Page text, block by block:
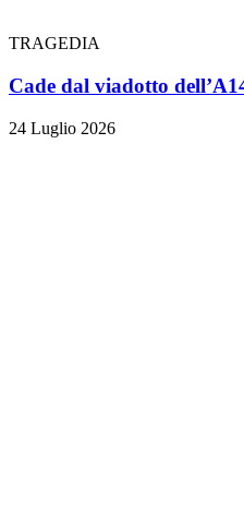
TRAGEDIA
Cade dal viadotto
24 Luglio 2026